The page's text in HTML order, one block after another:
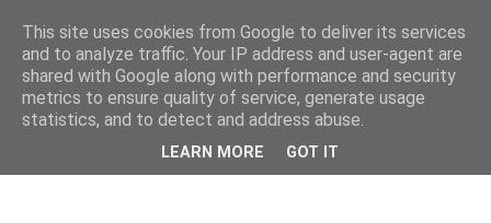
This site uses cookies from Google to deliver its services
and to analyze traffic. Your IP address and user-agent are
shared with Google along with performance and security
metrics to ensure quality of service, generate usage
statistics, and to detect and address abuse.
LEARN MORE GOT IT